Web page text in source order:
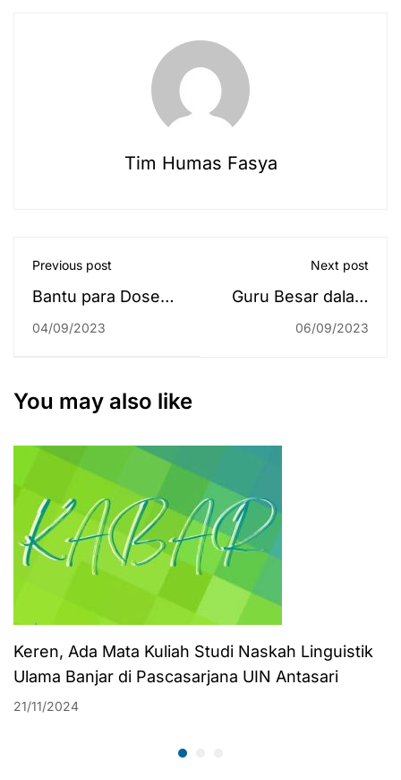
Tim Humas Fasya
Previous post
Bantu para Dosen
Tembus Jurnal
Academic Writing
04/09/2023
Next post
Guru Besar dalam
Bidang Ilmu Hak
06/09/2023
You may also like
Keren, Ada Mata Kuliah Studi Naskah Linguistik
Ulama Banjar di Pascasarjana UIN Antasari
21/11/2024